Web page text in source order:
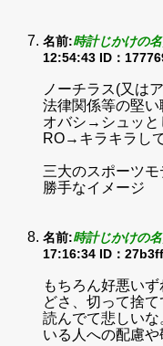
名前:時計じかけの
12:54:43 ID：
ノーチラス(又は
法律関係等の堅
オバシ→シュッと
RO→キラキラし
三大のスポーツ
勝手なイメージ
名前:時計じかけの
17:16:34 ID：
もちろん好悪い
どさ、切って捨
読んでて悲しい
いる人への配慮や